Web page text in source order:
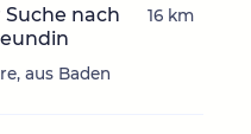
Suche nach
aus Baden
16 km